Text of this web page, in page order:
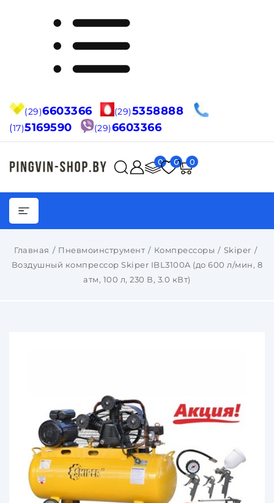
(29)6603366 (29)5358888
(17)5169590 (29)6603366
0 0 0
Главная Пневмоинструмент Компрессоры
Skiper
Воздушный компрессор Skiper IBL3100A (до 600 л/мин, 8
атм, 100 л, 230 В, 3.0 кВт)